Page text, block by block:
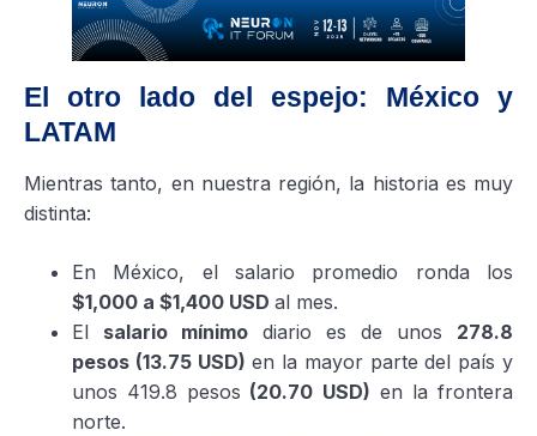
El otro lado del espejo: México y
LATAM
Mientras tanto, en nuestra región, la historia es muy
distinta:
En México, el salario promedio ronda los
$1,000 a $1,400 USD al mes.
El salario mínimo diario es de unos 278.8
pesos (13.75 USD) en la mayor parte del país y
unos 419.8 pesos (20.70 USD) en la frontera
norte.